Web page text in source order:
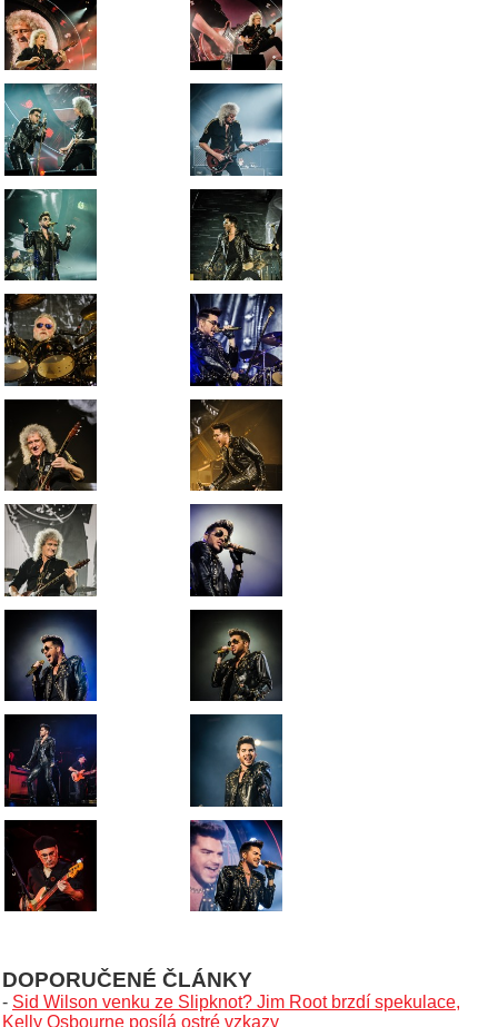
DOPORUČENÉ ČLÁNKY
- Sid Wilson venku ze Slipknot? Jim Root brzdí spekulace,
Kelly Osbourne posílá ostré vzkazy